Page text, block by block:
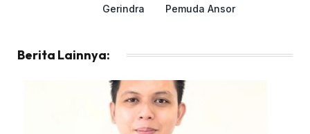
Gerindra Pemuda Ansor
Berita Lainnya: